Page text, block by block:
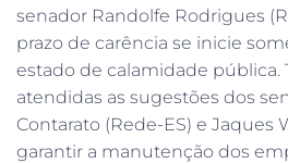
senador Randolfe Rodrigues
prazo de carência se inicie
estado de calamidade pública.
atendidas as sugestões dos
Contarato (Rede-ES) e Jaques
garantir a manutenção dos